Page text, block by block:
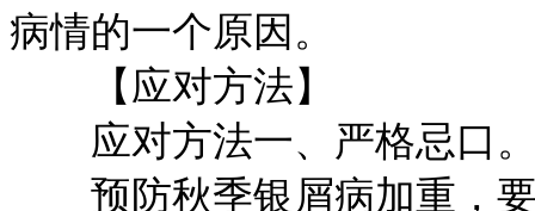
病情的一个原因。
【应对方法】
应对方法一、严格忌口
预防秋季银屑病加重，要